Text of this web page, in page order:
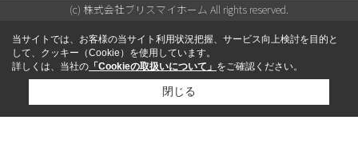
(c) 株式会社ブリスマイホーム All rights reserved.
当サイトでは、お客様の当サイト利用状況把握、サービス向上検討を目的と
して、クッキー（Cookie）を使用しています。
詳しくは、当社の 「Cookieの取扱いについて」 をご確認ください。
閉じる